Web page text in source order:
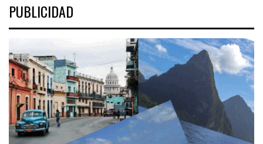
PUBLICIDAD